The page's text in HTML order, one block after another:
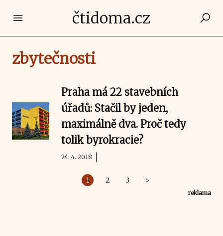
Open main menučtidoma.cz
zbytečnosti
Praha má 22 stavebních
úřadů: Stačil by jeden,
maximálně dva. Proč tedy
tolik byrokracie?
24. 4. 2018
1 2 3 >
reklama